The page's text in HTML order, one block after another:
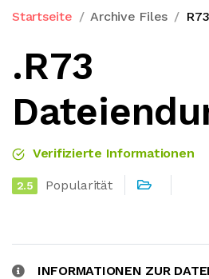
Startseite Archive Files
.R73
Verifizierte Informationen
2.5 Popularität
INFORMATIONEN ZUR